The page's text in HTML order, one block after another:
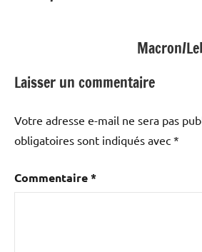
Macron/
Laisser un commentaire
Votre adresse e-mail ne sera pas
obligatoires sont indiqués avec *
Commentaire*